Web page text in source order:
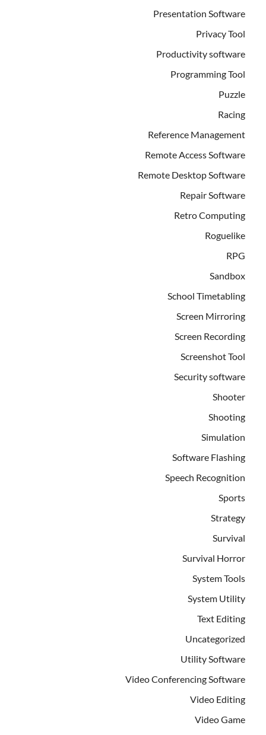
Presentation Software
Privacy Tool
Productivity software
Programming Tool
Puzzle
Racing
Reference Management
Remote Access Software
Remote Desktop Software
Repair Software
Retro Computing
Roguelike
RPG
Sandbox
School Timetabling
Screen Mirroring
Screen Recording
Screenshot Tool
Security software
Shooter
Shooting
Simulation
Software Flashing
Speech Recognition
Sports
Strategy
Survival
Survival Horror
System Tools
System Utility
Text Editing
Uncategorized
Utility Software
Video Conferencing Software
Video Editing
Video Game